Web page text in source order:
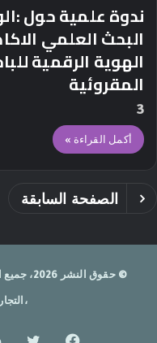
ندوة علمية حول
البحث العلمي
الهوية الرقمية
المقروئية
3
أكمل القراءة »
الصفحة السابقة
© حقوق